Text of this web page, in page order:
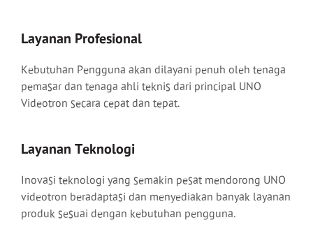
Layanan Profesional
Kebutuhan Pengguna akan dilayani penuh oleh tenaga
pemasar dan tenaga ahli teknis dari principal UNO
Videotron secara cepat dan tepat.
Layanan Teknologi
Inovasi teknologi yang semakin pesat mendorong UNO
videotron beradaptasi dan menyediakan banyak layanan
produk sesuai dengan kebutuhan pengguna.